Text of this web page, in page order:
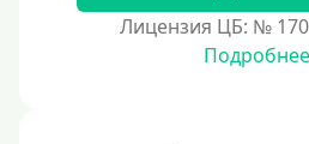
Лицензия ЦБ: №
Подробнее